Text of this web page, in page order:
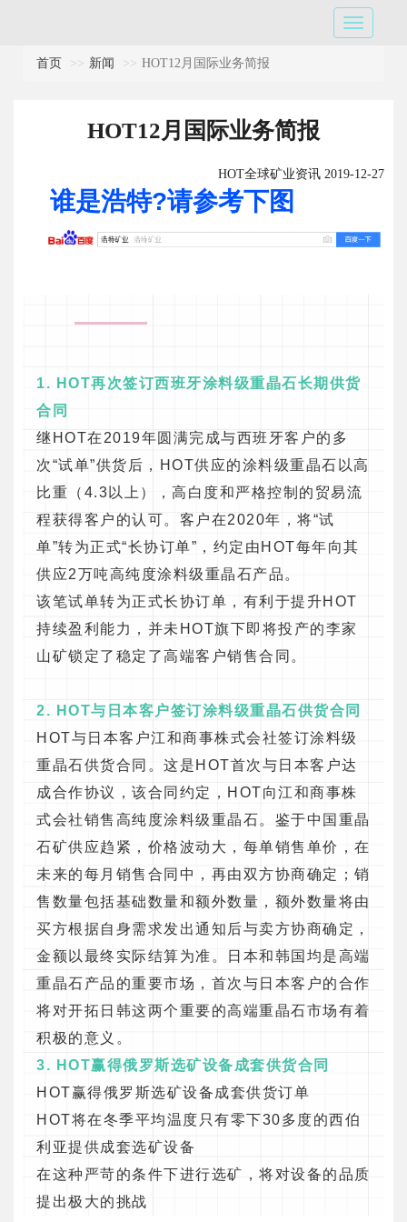
首页 新闻 HOT12月国际业务简报
HOT12月国际业务简报
HOT全球矿业资讯 2019-12-27
谁是浩特?请参考下图
1. HOT再次签订西班牙涂料级重晶石长期供货
合同
继HOT在2019年圆满完成与西班牙客户的多
次“试单”供货后，HOT供应的涂料级重晶石以高
比重（4.3以上），高白度和严格控制的贸易流
程获得客户的认可。客户在2020年，将“试
单”转为正式“长协订单”，约定由HOT每年向其
供应2万吨高纯度涂料级重晶石产品。
该笔试单转为正式长协订单，有利于提升HOT
持续盈利能力，并未HOT旗下即将投产的李家
山矿锁定了稳定了高端客户销售合同。
2. HOT与日本客户签订涂料级重晶石供货合同
HOT与日本客户江和商事株式会社签订涂料级
重晶石供货合同。这是HOT首次与日本客户达
成合作协议，该合同约定，HOT向江和商事株
式会社销售高纯度涂料级重晶石。鉴于中国重晶
石矿供应趋紧，价格波动大，每单销售单价，在
未来的每月销售合同中，再由双方协商确定；销
售数量包括基础数量和额外数量，额外数量将由
买方根据自身需求发出通知后与卖方协商确定，
金额以最终实际结算为准。日本和韩国均是高端
重晶石产品的重要市场，首次与日本客户的合作
将对开拓日韩这两个重要的高端重晶石市场有着
积极的意义。
3. HOT赢得俄罗斯选矿设备成套供货合同
HOT赢得俄罗斯选矿设备成套供货订单
HOT将在冬季平均温度只有零下30多度的西伯
利亚提供成套选矿设备
在这种严苛的条件下进行选矿，将对设备的品质
提出极大的挑战